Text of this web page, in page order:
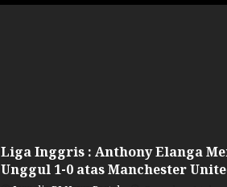
Liga Inggris : Anthony Elanga
Unggul 1-0 atas Manchester